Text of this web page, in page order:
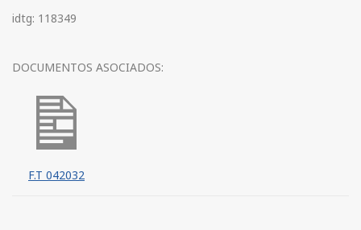
idtg: 118349
DOCUMENTOS ASOCIADOS:
F.T 042032